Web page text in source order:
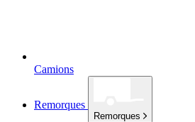
Camions
Remorques
Remorques